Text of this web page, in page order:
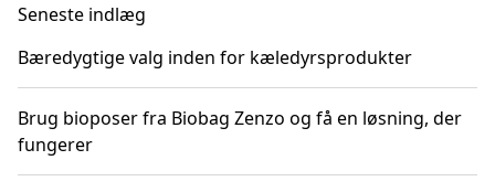
Seneste indlæg
Bæredygtige valg inden for kæledyrsprodukter
Brug bioposer fra Biobag Zenzo og få en løsning, der
fungerer